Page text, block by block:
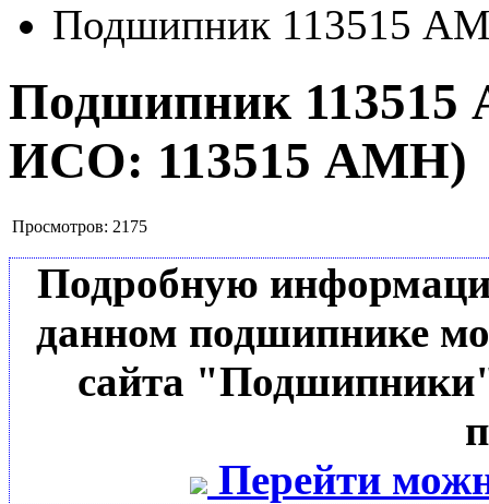
Подшипник 113515
Подшипник
ИСО: 113515 АМН)
Просмотров: 2175
Подробную
данном подшипнике
сайта
Перейти